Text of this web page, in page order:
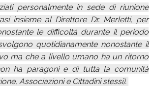
personalmente in sede di riunione
insieme al Direttore Dr. Merletti, per
le difficoltà durante il periodo
quotidianamente nonostante il
ma che a livello umano ha un ritorno
ha paragoni e di tutta la comunità
Associazioni e Cittadini stessi).